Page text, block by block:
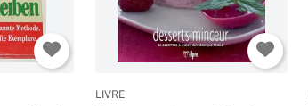
LIVRE